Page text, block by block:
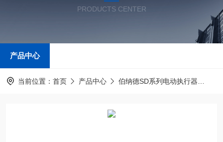
PRODUCTS CENTER
产品中心
当前位置： 首页 产品中心 伯纳德SD系列电动执行器